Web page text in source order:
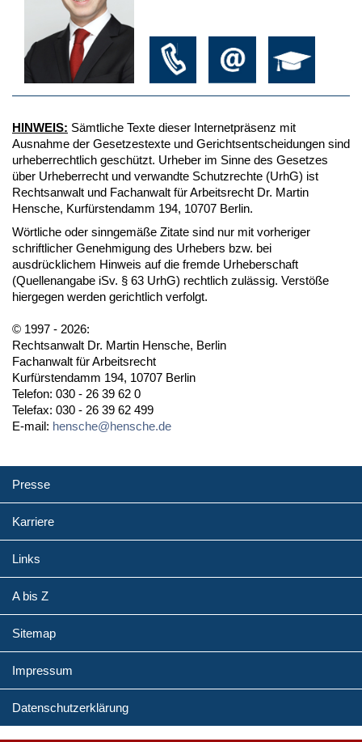
HINWEIS: Sämtliche Texte dieser Internetpräsenz mit
Ausnahme der Gesetzestexte und Gerichtsentscheidungen sind
urheberrechtlich geschützt. Urheber im Sinne des Gesetzes
über Urheberrecht und verwandte Schutzrechte (UrhG) ist
Rechtsanwalt und Fachanwalt für Arbeitsrecht Dr. Martin
Hensche, Kurfürstendamm 194, 10707 Berlin.
Wörtliche oder sinngemäße Zitate sind nur mit vorheriger
schriftlicher Genehmigung des Urhebers bzw. bei
ausdrücklichem Hinweis auf die fremde Urheberschaft
(Quellenangabe iSv. § 63 UrhG) rechtlich zulässig. Verstöße
hiergegen werden gerichtlich verfolgt.
© 1997 - 2026:
Rechtsanwalt Dr. Martin Hensche, Berlin
Fachanwalt für Arbeitsrecht
Kurfürstendamm 194, 10707 Berlin
Telefon: 030 - 26 39 62 0
Telefax: 030 - 26 39 62 499
E-mail: hensche@hensche.de
Presse
Karriere
Links
A bis Z
Sitemap
Impressum
Datenschutzerklärung